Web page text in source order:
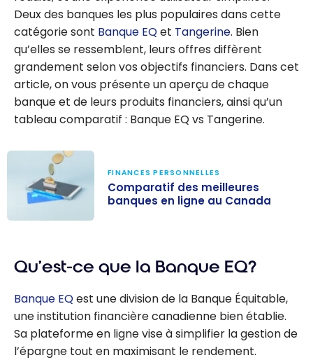
Deux des banques les plus populaires dans cette
catégorie sont Banque EQet Tangerine. Bien
qu’elles se ressemblent, leurs offres diffèrent
grandement selon vos objectifs financiers. Dans cet
article, on vous présente un aperçu de chaque
banque et de leurs produits financiers, ainsi qu’un
tableau comparatif : Banque EQ vs Tangerine.
banques en
Canada
FINANCES PERSONNELLES
Comparatif des meilleures
banques en ligne au Canada
Qu’est-ce que la Banque EQ?
Banque EQest une division de la Banque Équitable,
une institution financière canadienne bien établie.
Sa plateforme en ligne vise à simplifier la gestion de
l’épargne tout en maximisant le rendement.